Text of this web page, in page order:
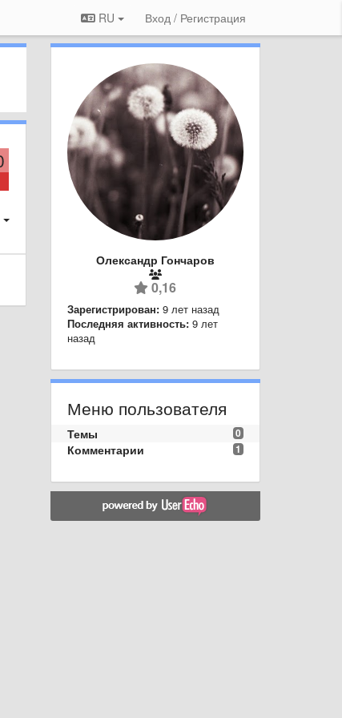
RU Вход / Регистрация
Олександр Гончаров
0,16
Зарегистрирован: 9 лет назад
Последняя активность: 9 лет
назад
Меню пользователя
0
Темы
1
Комментарии